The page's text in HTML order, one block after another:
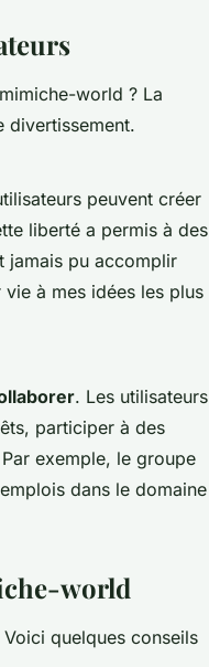
world ? La
divertissement.
peuvent créer
liberté a permis à des
jamais pu accomplir
à mes idées les plus
. Les utilisateurs
participer à des
exemple, le groupe
dans le domaine
world
quelques conseils